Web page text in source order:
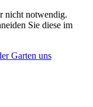
nicht notwendig.
Sie diese im
Garten uns